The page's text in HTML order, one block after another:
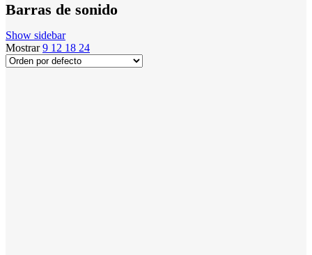
Barras de sonido
Show sidebar
Mostrar9 12 18 24